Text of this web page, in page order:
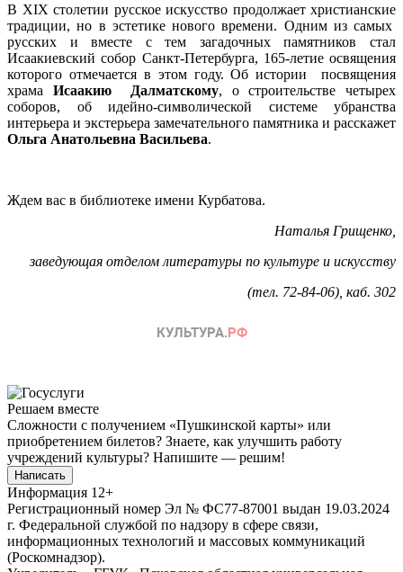
В XIX столетии русское искусство продолжает христианские
традиции, но в эстетике нового времени. Одним из самых
русских и вместе с тем загадочных памятников стал
Исаакиевский собор Санкт-Петербурга, 165-летие освящения
которого отмечается в этом году. Об истории посвящения
храма Исаакию Далматскому, о строительстве четырех
соборов, об идейно-символической системе убранства
интерьера и экстерьера замечательного памятника и расскажет
Ольга Анатольевна Васильева.
Ждем вас в библиотеке имени Курбатова.
Наталья Грищенко,
заведующая отделом литературы по культуре и искусству
(тел. 72-84-06), каб. 302
Решаем вместе
Сложности с получением «Пушкинской карты» или
приобретением билетов? Знаете, как улучшить работу
учреждений культуры? Напишите — решим!
Написать
Информация 12+
Регистрационный номер Эл № ФС77-87001 выдан 19.03.2024
г. Федеральной службой по надзору в сфере связи,
информационных технологий и массовых коммуникаций
(Роскомнадзор).